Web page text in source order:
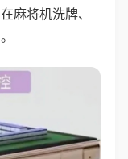
麻将机洗牌、